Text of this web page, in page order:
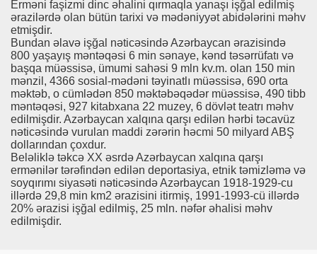
Erməni faşizmi dinc əhalini qırmaqla yanaşı işğal edilmiş
ərazilərdə olan bütün tarixi və mədəniyyət abidələrini məhv
etmişdir.
Bundan əlavə işğal nəticəsində Azərbaycan ərazisində
800 yaşayış məntəqəsi 6 min sənaye, kənd təsərrüfatı və
başqa müəssisə, ümumi sahəsi 9 mln kv.m. olan 150 min
mənzil, 4366 sosial-mədəni təyinatlı müəssisə, 690 orta
məktəb, o cümlədən 850 məktəbəqədər müəssisə, 490 tibb
məntəqəsi, 927 kitabxana 22 muzey, 6 dövlət teatrı məhv
edilmişdir. Azərbaycan xalqına qarşı edilən hərbi təcavüz
nəticəsində vurulan maddi zərərin həcmi 50 milyard ABŞ
dollarından çoxdur.
Beləliklə təkcə XX əsrdə Azərbaycan xalqına qarşı
ermənilər tərəfindən edilən deportasiya, etnik təmizləmə və
soyqırımı siyasəti nəticəsində Azərbaycan 1918-1929-cu
illərdə 29,8 min km2 ərazisini itirmiş, 1991-1993-cü illərdə
20% ərazisi işğal edilmiş, 25 mln. nəfər əhalisi məhv
edilmişdir.